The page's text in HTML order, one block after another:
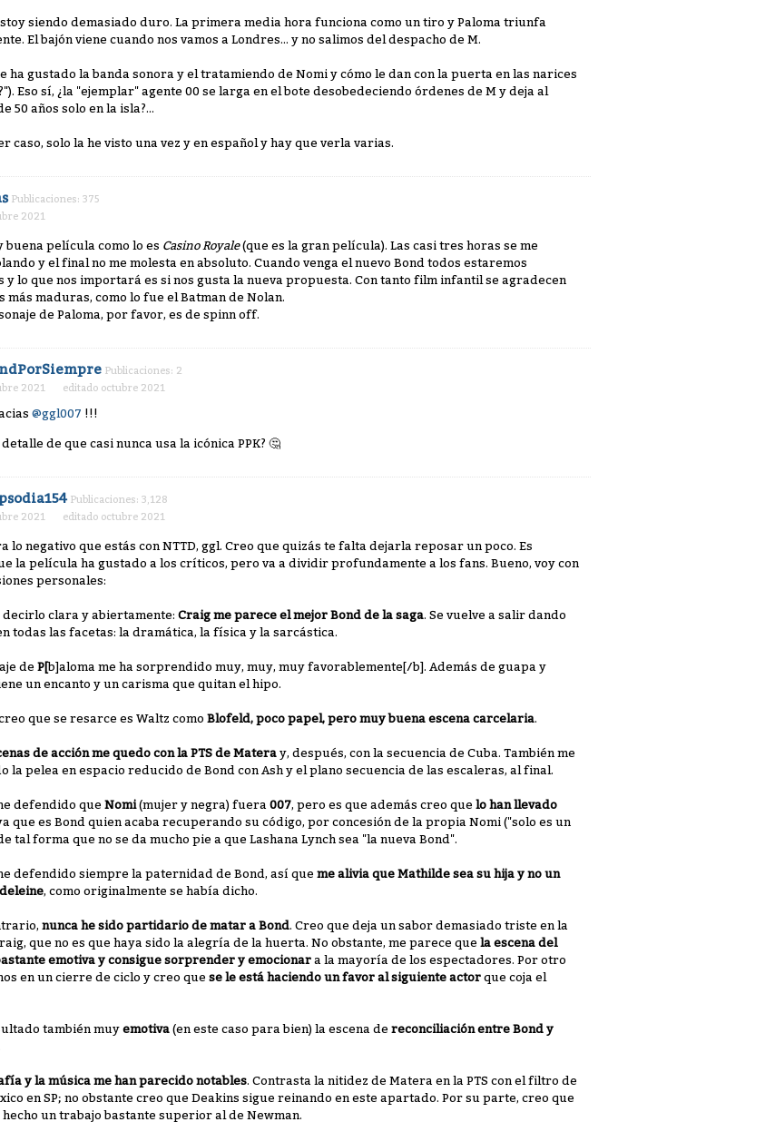
siendo demasiado duro. La primera media hora funciona como un tiro y Paloma triunfa
El bajón viene cuando nos vamos a Londres... y no salimos del despacho de M.
ha gustado la banda sonora y el tratamiendo de Nomi y cómo le dan con la puerta en las narices
Eso sí, ¿la "ejemplar" agente 00 se larga en el bote desobedeciendo órdenes de M y deja al
50 años solo en la isla?...
caso, solo la he visto una vez y en español y hay que verla varias.
Publicaciones: 375
2021
buena película como lo es Casino Royale(que es la gran película). Las casi tres horas se me
y el final no me molesta en absoluto. Cuando venga el nuevo Bond todos estaremos
y lo que nos importará es si nos gusta la nueva propuesta. Con tanto film infantil se agradecen
más maduras, como lo fue el Batman de Nolan.
de Paloma, por favor, es de spinn off.
Publicaciones: 2
2021
editado octubre 2021
@ggl007 !!!
de que casi nunca usa la icónica PPK? 🤔
Publicaciones: 3,128
2021
editado octubre 2021
lo negativo que estás con NTTD, ggl. Creo que quizás te falta dejarla reposar un poco. Es
la película ha gustado a los críticos, pero va a dividir profundamente a los fans. Bueno, voy con
personales:
decirlo clara y abiertamente: Craig me parece el mejor Bond de la saga. Se vuelve a salir dando
todas las facetas: la dramática, la física y la sarcástica.
de P[b]aloma me ha sorprendido muy, muy, muy favorablemente[/b]. Además de guapa y
un encanto y un carisma que quitan el hipo.
que se resarce es Waltz como Blofeld, poco papel, pero muy buena escena carcelaria.
de acción me quedo con la PTS de Matera y, después, con la secuencia de Cuba. También me
la pelea en espacio reducido de Bond con Ash y el plano secuencia de las escaleras, al final.
defendido que Nomi(mujer y negra) fuera 007, pero es que además creo que lo han llevado
que es Bond quien acaba recuperando su código, por concesión de la propia Nomi ("solo es un
tal forma que no se da mucho pie a que Lashana Lynch sea "la nueva Bond".
defendido siempre la paternidad de Bond, así que me alivia que Mathilde sea su hija y no un
, como originalmente se había dicho.
nunca he sido partidario de matar a Bond. Creo que deja un sabor demasiado triste en la
que no es que haya sido la alegría de la huerta. No obstante, me parece que la escena del
emotiva y consigue sorprender y emocionara la mayoría de los espectadores. Por otro
en un cierre de ciclo y creo que se le está haciendo un favor al siguiente actor que coja el
también muy emotiva (en este caso para bien) la escena de reconciliación entre Bond y
y la música me han parecido notables. Contrasta la nitidez de Matera en la PTS con el filtro de
en SP; no obstante creo que Deakins sigue reinando en este apartado. Por su parte, creo que
hecho un trabajo bastante superior al de Newman.